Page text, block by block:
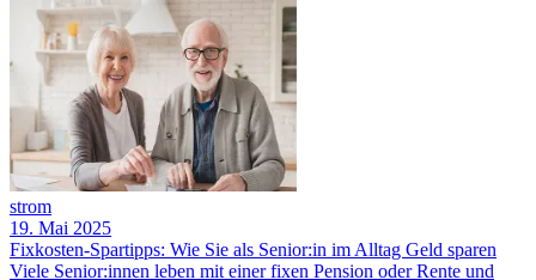
strom
19. Mai 2025
Fixkosten-Spartipps: Wie Sie als Senior:in im Alltag Geld sparen
Viele Senior:innen leben mit einer fixen Pension oder Rente und